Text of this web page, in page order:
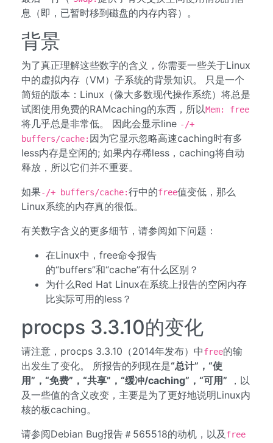
息（即，已暂时移到磁盘的内存内容）。
背景
为了真正理解这些数字的含义，你需要一些关于Linux
中的虚拟内存（VM）子系统的背景知识。 只是一个
简短的版本：Linux（像大多数现代操作系统）将总是
试图使用免费的RAMcaching的东西，所以Mem: free
将几乎总是非常低。 因此会显示line -/+
buffers/cache: 因为它显示忽略高速caching时有多
less内存是空闲的; 如果内存稀less，caching将自动
释放，所以它们并不重要。
如果-/+ buffers/cache:行中的free值变低，那么
Linux系统的内存真的很低。
有关数字含义的更多细节，请参阅如下问题：
在Linux中，free命令报告
的“buffers”和“cache”有什么区别？
为什么Red Hat Linux在系统上报告的空闲内存
比实际可用的less？
procps 3.3.10的变化
请注意，procps 3.3.10（2014年发布）中free的输
出发生了变化。 所报告的列现在是“总计”，“使
用”，“免费”，“共享”，“缓冲/caching”，“可用” ，以
及一些值的含义改变，主要是为了更好地说明Linux内
核的板caching。
请参阅Debian Bug报告＃565518的动机，以及 free